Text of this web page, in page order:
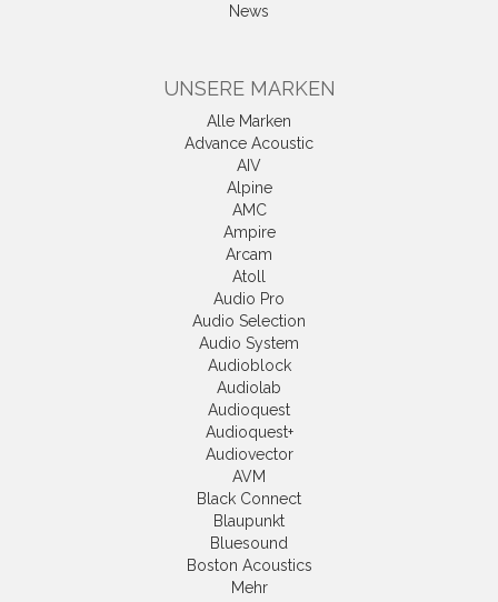
News
UNSERE MARKEN
Alle Marken
Advance Acoustic
AIV
Alpine
AMC
Ampire
Arcam
Atoll
Audio Pro
Audio Selection
Audio System
Audioblock
Audiolab
Audioquest
Audioquest+
Audiovector
AVM
Black Connect
Blaupunkt
Bluesound
Boston Acoustics
Mehr